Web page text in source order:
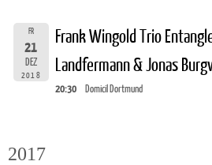
FR
21
DEZ
2018
Frank Wingold Trio
Landfermann & Jonas
20:30 Domicil Dortmund
2017